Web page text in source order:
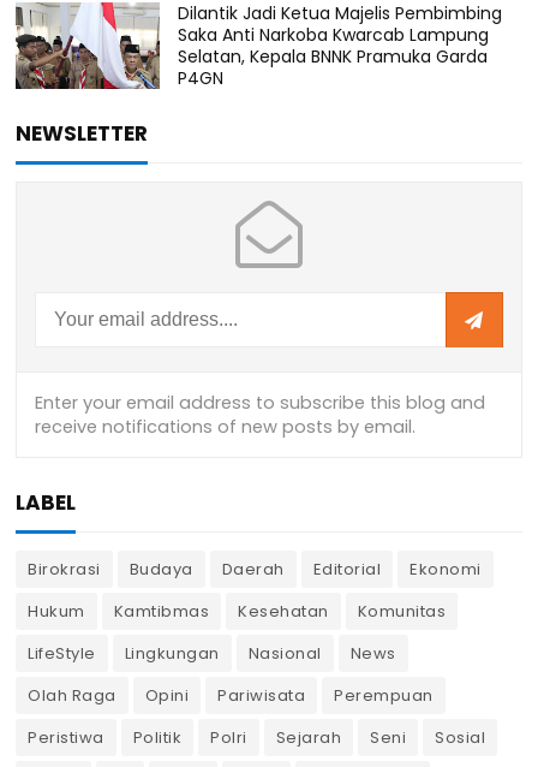
Dilantik Jadi Ketua Majelis Pembimbing
Saka Anti Narkoba Kwarcab Lampung
Selatan, Kepala BNNK Pramuka Garda
P4GN
NEWSLETTER
LABEL
Birokrasi Budaya Daerah Editorial
Ekonomi
Hukum
Kamtibmas Kesehatan
Komunitas
LifeStyle
Lingkungan Nasional
News
Olah Raga
Opini Pariwisata
Perempuan
Peristiwa
Politik Polri Sejarah Seni
Sosial